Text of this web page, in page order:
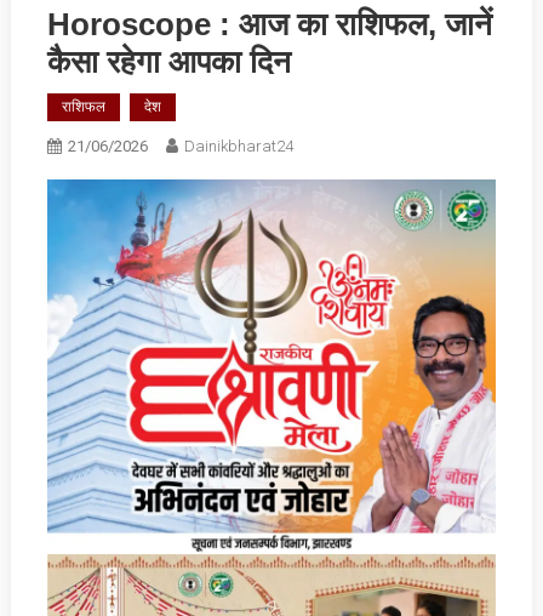
Horoscope : आज का राशिफल, जानें
कैसा रहेगा आपका दिन
राशिफल देश
21/06/2026 Dainikbharat24